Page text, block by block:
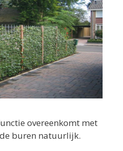
overeenkomt met
buren natuurlijk.